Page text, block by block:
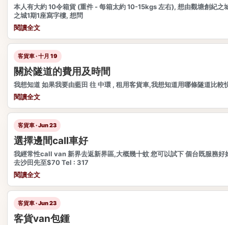
本人有大約 10令箱貨 (重件 - 每箱太約 10-15kgs 左右), 想由觀塘創紀之
之城1期1座寫字樓, 想問
閱讀全文
客貨車 · 十月 19
關於隧道的費用及時間
我想知道 如果我要由藍田 往 中環 , 租用客貨車,我想知道用哪條隧道比較
閱讀全文
客貨車 · Jun 23
選擇邊間call車好
我經常性call van 新界去返新界區,大概幾十蚊 您可以試下 個台既服務好
去沙田先至$70 Tel : 317
閱讀全文
客貨車 · Jun 23
客貨van包鍾